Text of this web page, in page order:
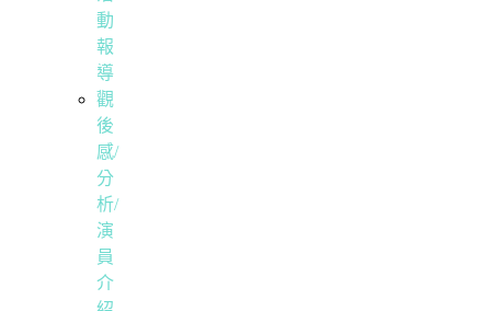
動
報
導
觀
後
感/
分
析/
演
員
介